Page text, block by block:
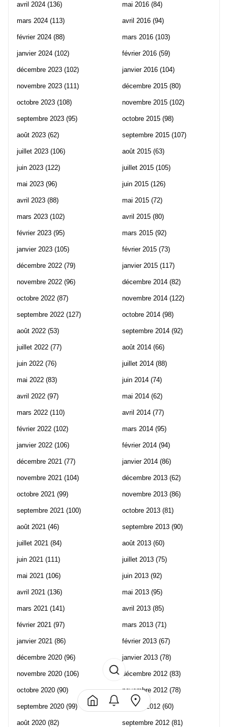
avril 2024 (136)
mars 2024 (113)
février 2024 (88)
janvier 2024 (102)
décembre 2023 (102)
novembre 2023 (111)
octobre 2023 (108)
septembre 2023 (95)
août 2023 (62)
juillet 2023 (106)
juin 2023 (122)
mai 2023 (96)
avril 2023 (88)
mars 2023 (102)
février 2023 (95)
janvier 2023 (105)
décembre 2022 (79)
novembre 2022 (96)
octobre 2022 (87)
septembre 2022 (127)
août 2022 (53)
juillet 2022 (77)
juin 2022 (76)
mai 2022 (83)
avril 2022 (97)
mars 2022 (110)
février 2022 (102)
janvier 2022 (106)
décembre 2021 (77)
novembre 2021 (104)
octobre 2021 (99)
septembre 2021 (100)
août 2021 (46)
juillet 2021 (84)
juin 2021 (111)
mai 2021 (106)
avril 2021 (136)
mars 2021 (141)
février 2021 (97)
janvier 2021 (86)
décembre 2020 (96)
novembre 2020 (106)
octobre 2020 (90)
septembre 2020 (99)
août 2020 (82)
mai 2016 (84)
avril 2016 (94)
mars 2016 (103)
février 2016 (59)
janvier 2016 (104)
décembre 2015 (80)
novembre 2015 (102)
octobre 2015 (98)
septembre 2015 (107)
août 2015 (63)
juillet 2015 (105)
juin 2015 (126)
mai 2015 (72)
avril 2015 (80)
mars 2015 (92)
février 2015 (73)
janvier 2015 (117)
décembre 2014 (82)
novembre 2014 (122)
octobre 2014 (98)
septembre 2014 (92)
août 2014 (66)
juillet 2014 (88)
juin 2014 (74)
mai 2014 (62)
avril 2014 (77)
mars 2014 (95)
février 2014 (94)
janvier 2014 (86)
décembre 2013 (62)
novembre 2013 (86)
octobre 2013 (81)
septembre 2013 (90)
août 2013 (60)
juillet 2013 (75)
juin 2013 (92)
mai 2013 (95)
avril 2013 (85)
mars 2013 (71)
février 2013 (67)
janvier 2013 (78)
décembre 2012 (83)
novembre 2012 (78)
octobre 2012 (60)
septembre 2012 (81)